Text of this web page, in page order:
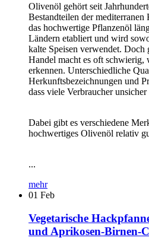
Olivenöl gehört seit
Bestandteilen der
das hochwertige Pflanzenöl
Ländern etabliert und wird
kalte Speisen verwendet.
Handel macht es oft
erkennen. Unterschiedliche
Herkunftsbezeichnungen und
dass viele Verbraucher
Dabei gibt es verschiedene
hochwertiges Olivenöl relativ
...
mehr
01 Feb
Vegetarische
und Aprikosen-Birnen-